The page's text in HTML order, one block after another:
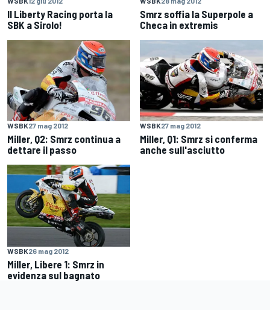
Il Liberty Racing porta la
SBK a Sirolo!
Smrz soffia la Superpole a
Checa in extremis
WSBK27 mag 2012
Miller, Q2: Smrz continua a
dettare il passo
WSBK27 mag 2012
Miller, Q1: Smrz si conferma
anche sull'asciutto
WSBK26 mag 2012
Miller, Libere 1: Smrz in
evidenza sul bagnato